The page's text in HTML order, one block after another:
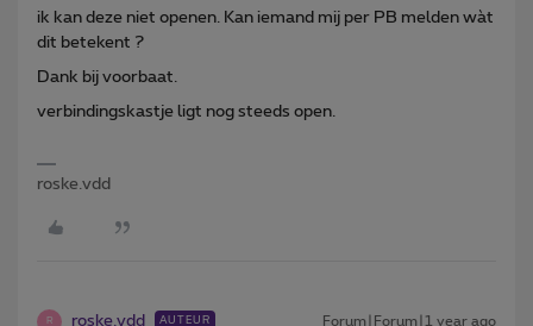
ik kan deze niet openen. Kan iemand mij per PB melden wàt
dit betekent ?
Dank bij voorbaat.
verbindingskastje ligt nog steeds open.
roske.vdd
R roske.vdd AUTEUR Forum|Forum|1 year ago